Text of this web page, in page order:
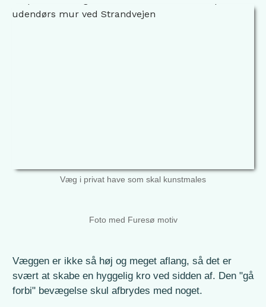
Væg i privat have som skal kunstmales
Foto med Furesø motiv
Væggen er ikke så høj og meget aflang, så det er
svært at skabe en hyggelig kro ved sidden af. Den "gå
forbi" bevægelse skul afbrydes med noget.